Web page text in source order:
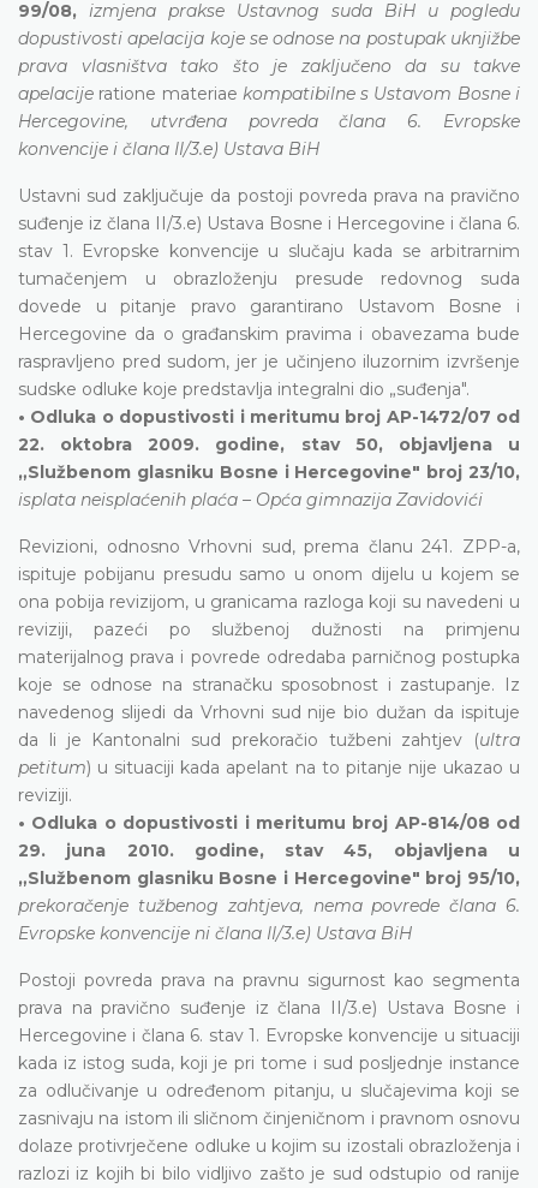
99/08, izmjena prakse Ustavnog suda BiH u pogledu
dopustivosti apelacija koje se odnose na postupak uknjižbe
prava vlasništva tako što je zaključeno da su takve
apelacije ratione materiae kompatibilne s Ustavom Bosne i
Hercegovine, utvrđena povreda člana 6. Evropske
konvencije i člana II/3.e) Ustava BiH
Ustavni sud zaključuje da postoji povreda prava na pravično
suđenje iz člana II/3.e) Ustava Bosne i Hercegovine i člana 6.
stav 1. Evropske konvencije u slučaju kada se arbitrarnim
tumačenjem u obrazloženju presude redovnog suda
dovede u pitanje pravo garantirano Ustavom Bosne i
Hercegovine da o građanskim pravima i obavezama bude
raspravljeno pred sudom, jer je učinjeno iluzornim izvršenje
sudske odluke koje predstavlja integralni dio „suđenja".
• Odluka o dopustivosti i meritumu broj AP-1472/07 od
22. oktobra 2009. godine, stav 50, objavljena u
„Službenom glasniku Bosne i Hercegovine" broj 23/10,
isplata neisplaćenih plaća – Opća gimnazija Zavidovići
Revizioni, odnosno Vrhovni sud, prema članu 241. ZPP-a,
ispituje pobijanu presudu samo u onom dijelu u kojem se
ona pobija revizijom, u granicama razloga koji su navedeni u
reviziji, pazeći po službenoj dužnosti na primjenu
materijalnog prava i povrede odredaba parničnog postupka
koje se odnose na stranačku sposobnost i zastupanje. Iz
navedenog slijedi da Vrhovni sud nije bio dužan da ispituje
da li je Kantonalni sud prekoračio tužbeni zahtjev (ultra
petitum) u situaciji kada apelant na to pitanje nije ukazao u
reviziji.
• Odluka o dopustivosti i meritumu broj AP-814/08 od
29. juna 2010. godine, stav 45, objavljena u
„Službenom glasniku Bosne i Hercegovine" broj 95/10,
prekoračenje tužbenog zahtjeva, nema povrede člana 6.
Evropske konvencije ni člana II/3.e) Ustava BiH
Postoji povreda prava na pravnu sigurnost kao segmenta
prava na pravično suđenje iz člana II/3.e) Ustava Bosne i
Hercegovine i člana 6. stav 1. Evropske konvencije u situaciji
kada iz istog suda, koji je pri tome i sud posljednje instance
za odlučivanje u određenom pitanju, u slučajevima koji se
zasnivaju na istom ili sličnom činjeničnom i pravnom osnovu
dolaze protivrječene odluke u kojim su izostali obrazloženja i
razlozi iz kojih bi bilo vidljivo zašto je sud odstupio od ranije